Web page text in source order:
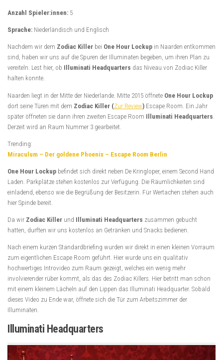
Anzahl Spieler:innen: 5
Sprache: Niederländisch und Englisch
Nachdem wir dem Zodiac Killer bei One Hour Lockup in Naarden entkommen
sind, haben wir uns auf die Spuren der Illuminaten begeben, um ihren Plan zu
vereiteln. Lest hier, ob Illuminati Headquarters das Niveau von Zodiac Killer
halten konnte.
Naarden liegt in der Mitte der Niederlande. Mitte 2015 öffnete One Hour Lockup
dort seine Türen mit dem Zodiac Killer (Zur Review) Escape Room. Ein Jahr
später öffneten sie dann ihren zweiten Escape Room Illuminati Headquarters
Derzeit wird an Raum Nummer 3 gearbeitet.
Trending:
Miraculum – Der goldene Phoenix – Escape Room Berlin
One Hour Lockup befindet sich direkt neben De Kringloper, einem Second Hand
Laden. Parkplätze stehen kostenlos zur Verfügung. Die Räumlichkeiten sind
einladend, ebenso wie die Begrüßung der Besitzerin. Für Wertachen stehen auch
hier Spinde bereit.
Da wir Zodiac Killer und Illuminati Headquarters zusammen gebucht
hatten, durften wir uns kostenlos an Getränken und Snacks bedienen.
Nach einem kurzen Standardbriefing wurden wir direkt in einen kleinen Vorraum
zum eigentlichen Escape Room geführt. Hier wurde uns ein qualitativ
hochwertiges Introvideo zum Raum gezeigt, welches ein wenig mehr
involvierender rüber kommt, als das des Zodiac Killers. Hier betritt man schon
mit einem kleinem Lächeln auf den Lippen das Illuminati Headquarter. Sobald
dieses Video zu Ende war, öffnete sich die Tür zum Arbeitszimmer der
Illuminaten.
Illuminati Headquarters